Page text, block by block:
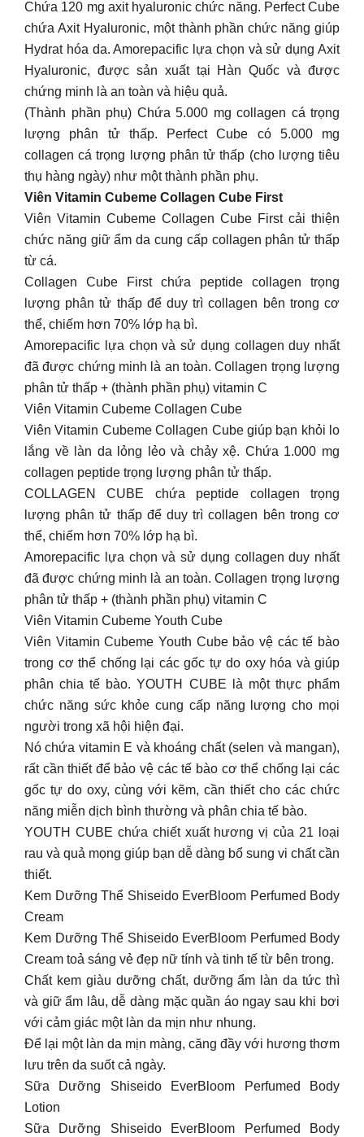
Chứa 120 mg axit hyaluronic chức năng. Perfect Cube
chứa Axit Hyaluronic, một thành phần chức năng giúp
Hydrat hóa da. Amorepacific lựa chọn và sử dụng Axit
Hyaluronic, được sản xuất tại Hàn Quốc và được
chứng minh là an toàn và hiệu quả.
(Thành phần phụ) Chứa 5.000 mg collagen cá trọng
lượng phân tử thấp. Perfect Cube có 5.000 mg
collagen cá trọng lượng phân tử thấp (cho lượng tiêu
thụ hàng ngày) như một thành phần phụ.
Viên Vitamin Cubeme Collagen Cube First
Viên Vitamin Cubeme Collagen Cube First cải thiện
chức năng giữ ẩm da cung cấp collagen phân tử thấp
từ cá.
Collagen Cube First chứa peptide collagen trọng
lượng phân tử thấp để duy trì collagen bên trong cơ
thể, chiếm hơn 70% lớp hạ bì.
Amorepacific lựa chọn và sử dụng collagen duy nhất
đã được chứng minh là an toàn. Collagen trọng lượng
phân tử thấp + (thành phần phụ) vitamin C
Viên Vitamin Cubeme Collagen Cube
Viên Vitamin Cubeme Collagen Cube giúp bạn khỏi lo
lắng về làn da lỏng lẻo và chảy xệ. Chứa 1.000 mg
collagen peptide trọng lượng phân tử thấp.
COLLAGEN CUBE chứa peptide collagen trọng
lượng phân tử thấp để duy trì collagen bên trong cơ
thể, chiếm hơn 70% lớp hạ bì.
Amorepacific lựa chọn và sử dụng collagen duy nhất
đã được chứng minh là an toàn. Collagen trọng lượng
phân tử thấp + (thành phần phụ) vitamin C
Viên Vitamin Cubeme Youth Cube
Viên Vitamin Cubeme Youth Cube bảo vệ các tế bào
trong cơ thể chống lại các gốc tự do oxy hóa và giúp
phân chia tế bào. YOUTH CUBE là một thực phẩm
chức năng sức khỏe cung cấp năng lượng cho mọi
người trong xã hội hiện đại.
Nó chứa vitamin E và khoáng chất (selen và mangan),
rất cần thiết để bảo vệ các tế bào cơ thể chống lại các
gốc tự do oxy, cùng với kẽm, cần thiết cho các chức
năng miễn dịch bình thường và phân chia tế bào.
YOUTH CUBE chứa chiết xuất hương vị của 21 loại
rau và quả mọng giúp bạn dễ dàng bổ sung vi chất cần
thiết.
Kem Dưỡng Thể Shiseido EverBloom Perfumed Body
Cream
Kem Dưỡng Thể Shiseido EverBloom Perfumed Body
Cream toả sáng vẻ đẹp nữ tính và tinh tế từ bên trong.
Chất kem giàu dưỡng chất, dưỡng ẩm làn da tức thì
và giữ ẩm lâu, dễ dàng mặc quần áo ngay sau khi bơi
với cảm giác một làn da mịn như nhung.
Để lại một làn da mịn màng, căng đầy với hương thơm
lưu trên da suốt cả ngày.
Sữa Dưỡng Shiseido EverBloom Perfumed Body
Lotion
Sữa Dưỡng Shiseido EverBloom Perfumed Body